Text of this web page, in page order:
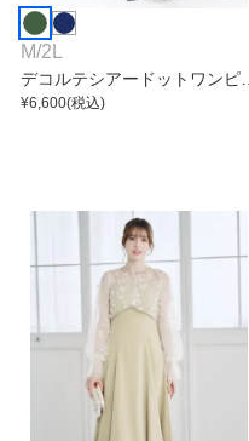
M/2L
デコルテシアードットワンピー
ス
¥6,600(税込)